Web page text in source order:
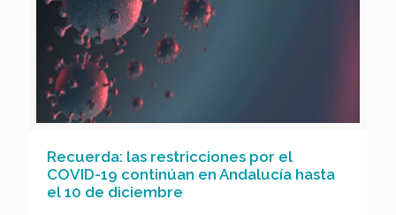
Recuerda: las restricciones por el
COVID-19 continúan en Andalucía hasta
el 10 de diciembre